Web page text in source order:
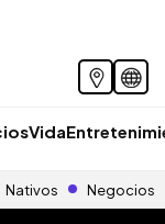
Vida
Nativos Negocios